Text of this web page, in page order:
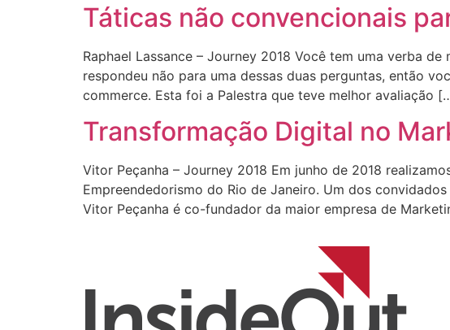
Táticas não convencionais
Raphael Lassance – Journey 2018 Você tem uma verba
respondeu não para uma dessas duas perguntas, então
commerce. Esta foi a Palestra que teve melhor avaliação
Transformação Digital no
Vitor Peçanha – Journey 2018 Em junho de 2018
Empreendedorismo do Rio de Janeiro. Um dos
Vitor Peçanha é co-fundador da maior empresa de